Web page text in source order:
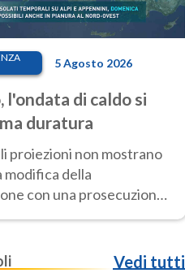
5 Agosto 2026
l'ondata di caldo si
duratura
proiezioni non mostrano
modifica della
con una prosecuzione
fuori scala per molti
Vedi tutti